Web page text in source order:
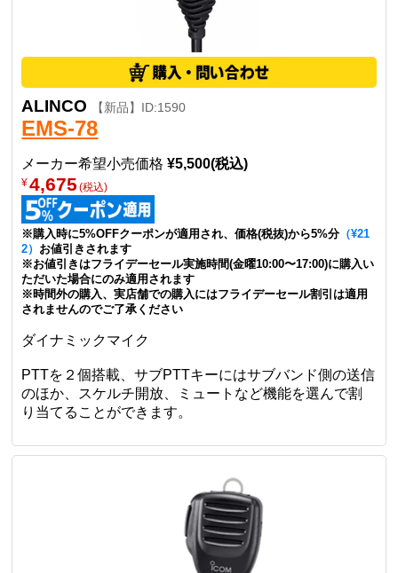
ALINCO 【新品】ID:1590
EMS-78
メーカー希望小売価格¥5,500(税込)
¥4,675 (税込)
※購入時に5%OFFクーポンが適用され、価格(税抜)から5%分（¥21
2） お値引きされます
※お値引きはフライデーセール実施時間(金曜10:00〜17:00)に購入い
ただいた場合にのみ適用されます
※時間外の購入、実店舗での購入にはフライデーセール割引は適用
されませんのでご了承ください
ダイナミックマイク
PTTを２個搭載、サブPTTキーにはサブバンド側の送信
のほか、スケルチ開放、ミュートなど機能を選んで割
り当てることができます。